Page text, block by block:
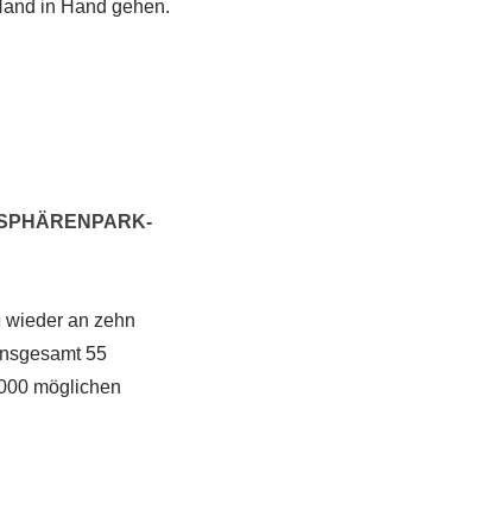
in Hand gehen.
wieder an zehn
55
möglichen